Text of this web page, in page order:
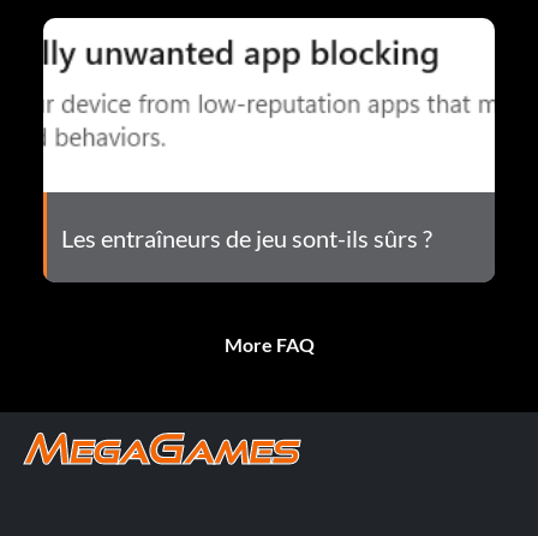
Les entraîneurs de jeu sont-ils sûrs ?
More FAQ